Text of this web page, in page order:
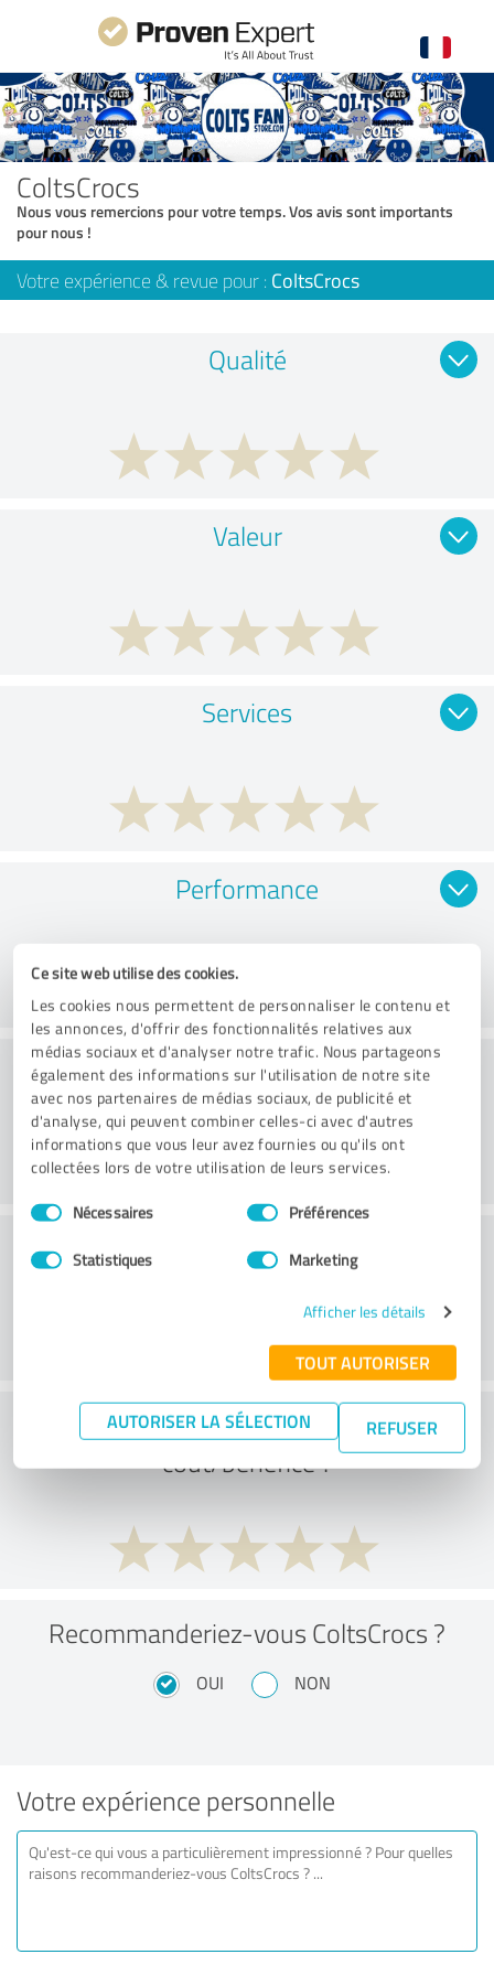
Ce site web utilise des cookies.
Les cookies nous permettent de personnaliser le contenu et
les annonces, d'offrir des fonctionnalités relatives aux
médias sociaux et d'analyser notre trafic. Nous partageons
également des informations sur l'utilisation de notre site
avec nos partenaires de médias sociaux, de publicité et
d'analyse, qui peuvent combiner celles-ci avec d'autres
informations que vous leur avez fournies ou qu'ils ont
collectées lors de votre utilisation de leurs services.
Sélection
du
Nécessaires Préférences
Statistiques Marketing
Afficher les détails
TOUT AUTORISER
AUTORISER LA SÉLECTION REFUSER
ColtsCrocs
Nous vous remercions pour votre temps. Vos avis sont importants
pour nous !
Votre expérience & revue pour : ColtsCrocs
Qualité
Valeur
Services
Performance
Conseil
Service à la clientèle
Que pensez-vous du rapport
coût/bénéfice ?
Recommanderiez-vous ColtsCrocs ?
OUI NON
Votre expérience personnelle